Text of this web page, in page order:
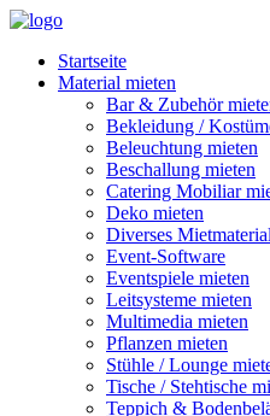
Startseite
Material mieten
Bar & Zubehör
Bekleidung /
Beleuchtung mieten
Beschallung mieten
Catering Mobiliar
Deko mieten
Diverses Mietmaterial
Event-Software
Eventspiele mieten
Leitsysteme mieten
Multimedia mieten
Pflanzen mieten
Stühle / Lounge
Tische / Stehtische
Teppich &